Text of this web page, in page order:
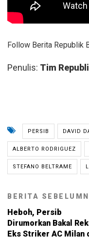
Follow Berita Republik
Penulis: Tim
PERSIB DAVID
ALBERTO RODRIGUEZ
STEFANO BELTRAME
BERITA
Heboh, Persib
Dirumorkan Bakal
Eks Striker AC Milan